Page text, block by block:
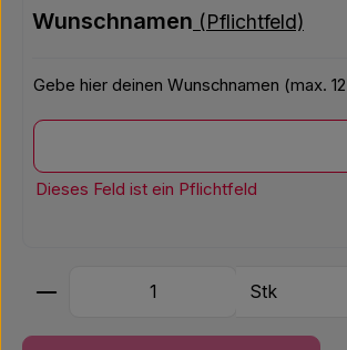
Wunschnamen (Pflichtfeld)
Gebe hier deinen Wunschnamen (max.
Wunschnamen
Dieses Feld ist ein Pflichtfeld
Produkt Anzahl: Gib denStk